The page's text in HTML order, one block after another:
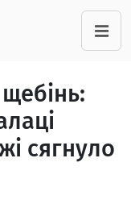
сягнуло